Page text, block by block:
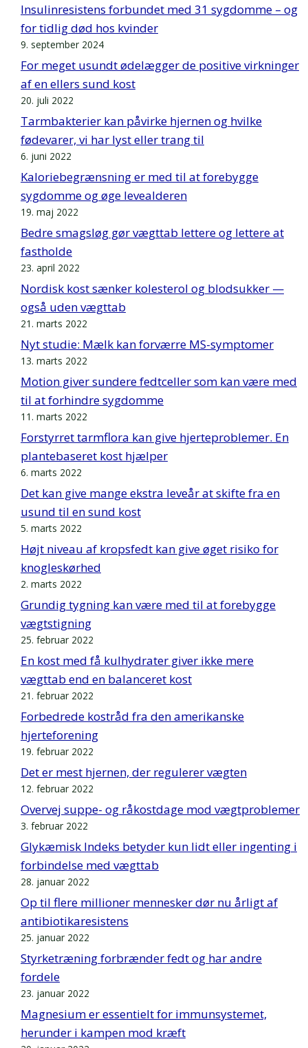
Insulinresistens forbundet med 31 sygdomme – og
for tidlig død hos kvinder
9. september 2024
For meget usundt ødelægger de positive virkninger
af en ellers sund kost
20. juli 2022
Tarmbakterier kan påvirke hjernen og hvilke
fødevarer, vi har lyst eller trang til
6. juni 2022
Kaloriebegrænsning er med til at forebygge
sygdomme og øge levealderen
19. maj 2022
Bedre smagsløg gør vægttab lettere og lettere at
fastholde
23. april 2022
Nordisk kost sænker kolesterol og blodsukker —
også uden vægttab
21. marts 2022
Nyt studie: Mælk kan forværre MS-symptomer
13. marts 2022
Motion giver sundere fedtceller som kan være med
til at forhindre sygdomme
11. marts 2022
Forstyrret tarmflora kan give hjerteproblemer. En
plantebaseret kost hjælper
6. marts 2022
Det kan give mange ekstra leveår at skifte fra en
usund til en sund kost
5. marts 2022
Højt niveau af kropsfedt kan give øget risiko for
knogleskørhed
2. marts 2022
Grundig tygning kan være med til at forebygge
vægtstigning
25. februar 2022
En kost med få kulhydrater giver ikke mere
vægttab end en balanceret kost
21. februar 2022
Forbedrede kostråd fra den amerikanske
hjerteforening
19. februar 2022
Det er mest hjernen, der regulerer vægten
12. februar 2022
Overvej suppe- og råkostdage mod vægtproblemer
3. februar 2022
Glykæmisk Indeks betyder kun lidt eller ingenting i
forbindelse med vægttab
28. januar 2022
Op til flere millioner mennesker dør nu årligt af
antibiotikaresistens
25. januar 2022
Styrketræning forbrænder fedt og har andre
fordele
23. januar 2022
Magnesium er essentielt for immunsystemet,
herunder i kampen mod kræft